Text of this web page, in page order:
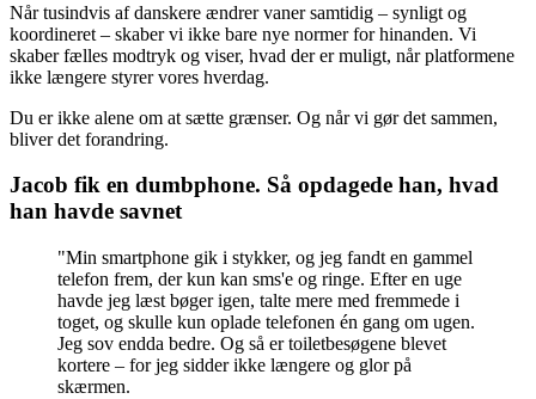
Når tusindvis af danskere ændrer vaner samtidig – synligt og
koordineret – skaber vi ikke bare nye normer for hinanden. Vi
skaber fælles modtryk og viser, hvad der er muligt, når platformene
ikke længere styrer vores hverdag.
Du er ikke alene om at sætte grænser. Og når vi gør det sammen,
bliver det forandring.
Jacob fik en dumbphone. Så opdagede han, hvad
han havde savnet
"Min smartphone gik i stykker, og jeg fandt en gammel
telefon frem, der kun kan sms'e og ringe. Efter en uge
havde jeg læst bøger igen, talte mere med fremmede i
toget, og skulle kun oplade telefonen én gang om ugen.
Jeg sov endda bedre. Og så er toiletbesøgene blevet
kortere – for jeg sidder ikke længere og glor på
skærmen.